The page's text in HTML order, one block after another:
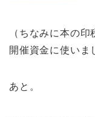
（ちなみに本の
開催資金に使いま
あと。